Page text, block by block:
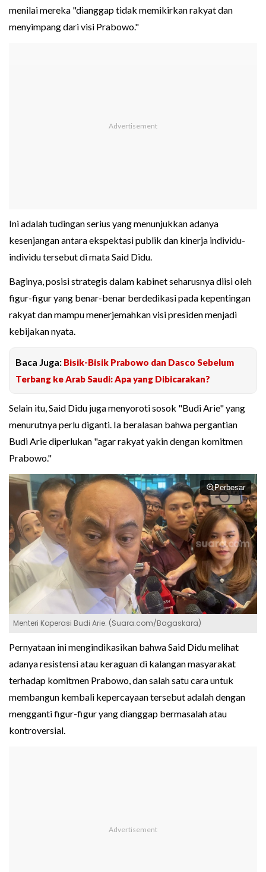
menilai mereka "dianggap tidak memikirkan rakyat dan
menyimpang dari visi Prabowo."
Ini adalah tudingan serius yang menunjukkan adanya
kesenjangan antara ekspektasi publik dan kinerja individu-
individu tersebut di mata Said Didu.
Baginya, posisi strategis dalam kabinet seharusnya diisi oleh
figur-figur yang benar-benar berdedikasi pada kepentingan
rakyat dan mampu menerjemahkan visi presiden menjadi
kebijakan nyata.
Baca Juga: Bisik-Bisik Prabowo dan Dasco Sebelum
Terbang ke Arab Saudi: Apa yang Dibicarakan?
Selain itu, Said Didu juga menyoroti sosok "Budi Arie" yang
menurutnya perlu diganti. Ia beralasan bahwa pergantian
Budi Arie diperlukan "agar rakyat yakin dengan komitmen
Prabowo."
Perbesar
Menteri Koperasi Budi Arie. (Suara.com/Bagaskara)
Pernyataan ini mengindikasikan bahwa Said Didu melihat
adanya resistensi atau keraguan di kalangan masyarakat
terhadap komitmen Prabowo, dan salah satu cara untuk
membangun kembali kepercayaan tersebut adalah dengan
mengganti figur-figur yang dianggap bermasalah atau
kontroversial.